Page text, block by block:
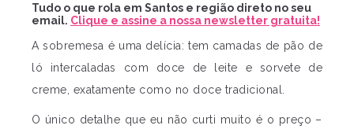
Tudo o que rola em Santos e região direto no seu
email. Clique e assine a nossa newsletter gratuita!
A sobremesa é uma delícia: tem camadas de pão de
ló intercaladas com doce de leite e sorvete de
creme, exatamente como no doce tradicional.
O único detalhe que eu não curti muito é o preço –